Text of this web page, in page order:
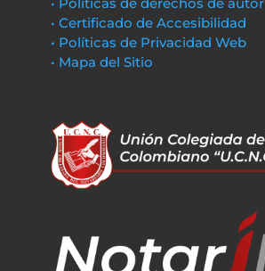
• Certificado de Accesibilidad
• Políticas de Privacidad Web
• Mapa del Sitio